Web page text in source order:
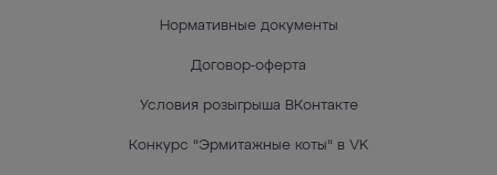
Нормативные документы
Договор-оферта
Условия розыгрыша ВКонтакте
Конкурс "Эрмитажные коты" в VK